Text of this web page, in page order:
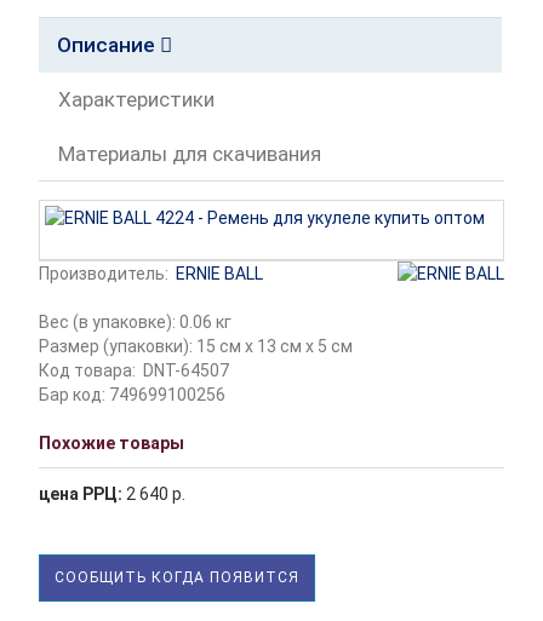
Описание
Характеристики
Материалы для скачивания
Производитель: ERNIE BALL
Вес (в упаковке): 0.06 кг
Размер (упаковки): 15 см x 13 см x 5 см
Код товара: DNT-64507
Бар код: 749699100256
Похожие товары
цена РРЦ: 2 640 р.
СООБЩИТЬ КОГДА ПОЯВИТСЯ